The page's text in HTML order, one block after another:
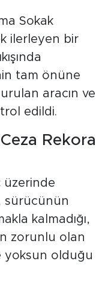
Sokak
ilerleyen bir
tam önüne
aracın ve
edildi.
Rekora
üzerinde
sürücünün
kalmadığı,
zorunlu olan
yoksun olduğu